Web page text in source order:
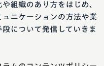
組織のあり方をはじめ、
ュニケーションの方法や業
段について発信していきま